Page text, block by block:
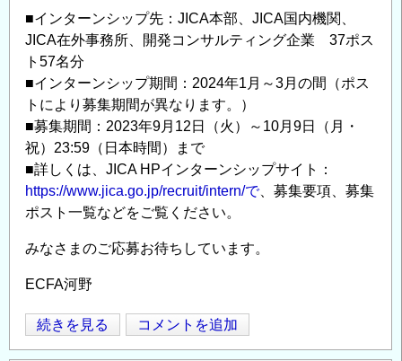
る
助
成
金
給
付
対
象
研
究
ー
マ
公
募
■インターンシップ先：JICA本部、JICA国内機関、
JICA在外事務所、開発コンサルティング企業 37ポス
ト57名分
■インターンシップ期間：2024年1月～3月の間（ポス
トにより募集期間が異なります。）
■募集期間：2023年9月12日（火）～10月9日（月・
祝）23:59（日本時間）まで
■詳しくは、JICA HPインターンシップサイト：
https://www.jica.go.jp/recruit/intern/で、募集要項、募集
ポスト一覧などをご覧ください。
みなさまのご応募お待ちしています。
ECFA河野
JICA
プ
続きを見る コメントを追加